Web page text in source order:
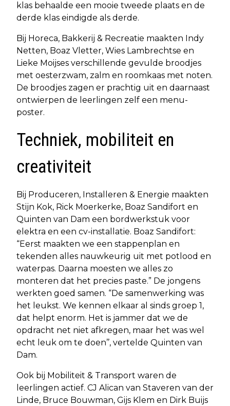
klas behaalde een mooie tweede plaats en de
derde klas eindigde als derde.
Bij Horeca, Bakkerij & Recreatie maakten Indy
Netten, Boaz Vletter, Wies Lambrechtse en
Lieke Moijses verschillende gevulde broodjes
met oesterzwam, zalm en roomkaas met noten.
De broodjes zagen er prachtig uit en daarnaast
ontwierpen de leerlingen zelf een menu-
poster.
Techniek, mobiliteit en
creativiteit
Bij Produceren, Installeren & Energie maakten
Stijn Kok, Rick Moerkerke, Boaz Sandifort en
Quinten van Dam een bordwerkstuk voor
elektra en een cv-installatie. Boaz Sandifort:
“Eerst maakten we een stappenplan en
tekenden alles nauwkeurig uit met potlood en
waterpas. Daarna moesten we alles zo
monteren dat het precies paste.” De jongens
werkten goed samen. “De samenwerking was
het leukst. We kennen elkaar al sinds groep 1,
dat helpt enorm. Het is jammer dat we de
opdracht net niet afkregen, maar het was wel
echt leuk om te doen’’, vertelde Quinten van
Dam.
Ook bij Mobiliteit & Transport waren de
leerlingen actief. CJ Alican van Staveren van der
Linde, Bruce Bouwman, Gijs Klem en Dirk Buijs